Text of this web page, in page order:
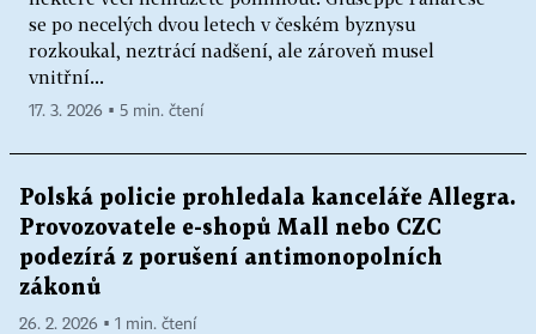
se po necelých dvou letech v českém byznysu
rozkoukal, neztrácí nadšení, ale zároveň musel
vnitřní...
17. 3. 2026 ▪ 5 min. čtení
Polská policie prohledala kanceláře Allegra.
Provozovatele e-shopů Mall nebo CZC
podezírá z porušení antimonopolních
zákonů
26. 2. 2026 ▪ 1 min. čtení